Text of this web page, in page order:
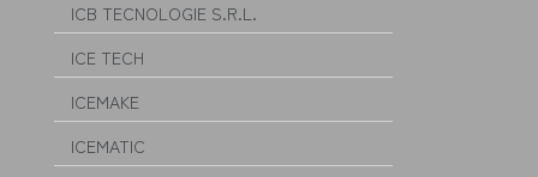
ICB TECNOLOGIE S.R.L.
ICE TECH
ICEMAKE
ICEMATIC